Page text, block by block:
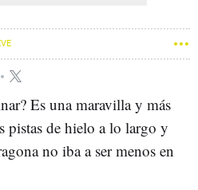
Es una maravilla y más
pistas de hielo a lo largo y
no iba a ser menos en